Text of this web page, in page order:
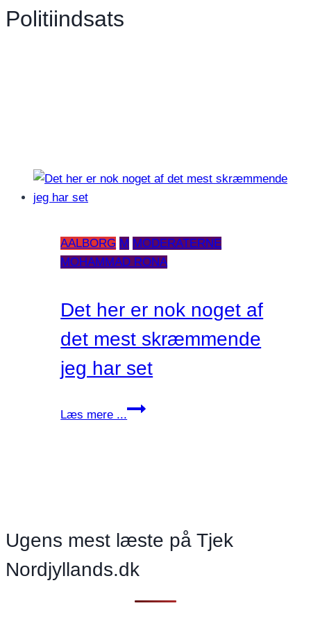
Politiindsats
AALBORG M MODERATERNE
MOHAMMAD RONA
Det her er nok noget af
det mest skræmmende
jeg har set
Læs mere ...
Det
mest
jeg
Ugens mest læste på Tjek
Nordjyllands.dk